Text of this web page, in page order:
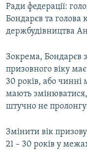
Ради федерації:
Бондарєв та голова
держбудівництва
Зокрема,
призовного віку
30 років, або чинні
мають
штучно не
Змінити вік
21 – 30 років у